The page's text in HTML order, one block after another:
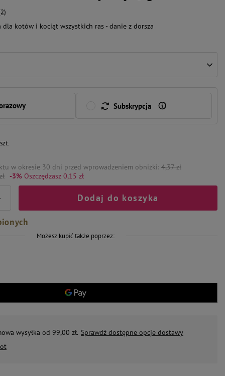
dla kotów i kociąt wszystkich ras - danie z dorsza
Subskrypcja
szt.
w okresie 30 dni przed wprowadzeniem obniżki: 4,37 zł
-3% Oszczędzasz 0,15 zł
Dodaj do koszyka
Możesz kupić także poprzez:
wysyłka od 99,00 zł. Sprawdź dostępne opcje dostawy